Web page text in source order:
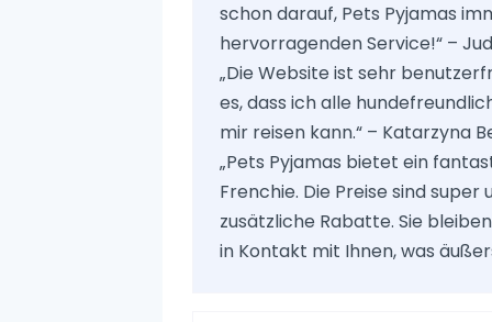
schon darauf, Pets Pyjamas
hervorragenden Service!“ –
„Die Website ist sehr
es, dass ich alle
mir reisen kann.“ – Katarzyna
„Pets Pyjamas bietet ein
Frenchie. Die Preise sind
zusätzliche Rabatte. Sie
in Kontakt mit Ihnen, was